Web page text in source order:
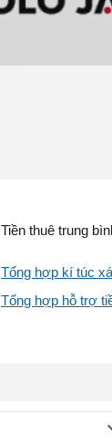
Tiền thuê trung
Tổng hợp kí túc
Tổng hợp hỗ trợ